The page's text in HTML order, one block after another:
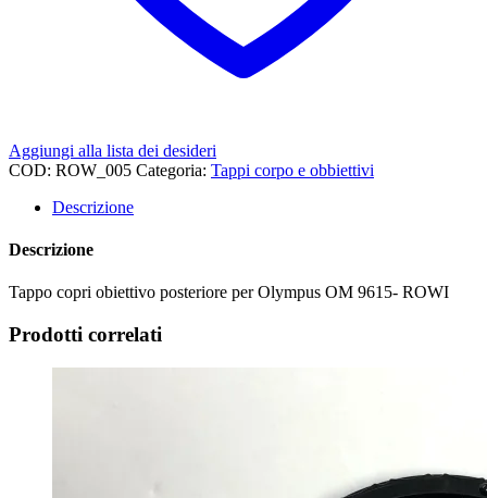
Aggiungi alla lista dei desideri
COD: ROW_005 Categoria: Tappi corpo e obbiettivi
Descrizione
Descrizione
Tappo copri obiettivo posteriore per Olympus OM 9615- ROWI
Prodotti correlati